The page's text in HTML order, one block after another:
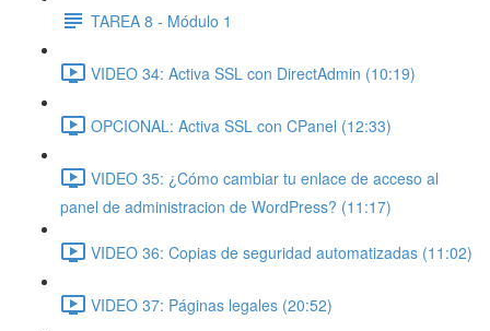
TAREA 8 - Módulo 1
VIDEO 34: Activa SSL con DirectAdmin (10:19)
OPCIONAL: Activa SSL con CPanel (12:33)
VIDEO 35: ¿Cómo cambiar tu enlace de acceso al
panel de administracion de WordPress? (11:17)
VIDEO 36: Copias de seguridad automatizadas (11:02)
VIDEO 37: Páginas legales (20:52)